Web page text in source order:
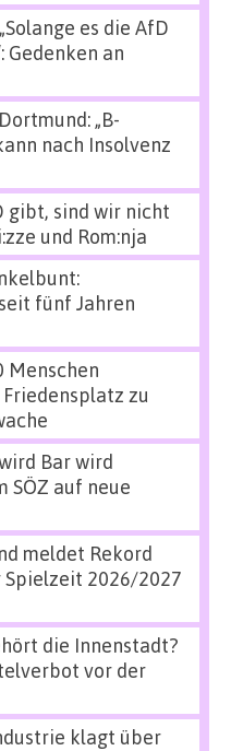
„Solange es die AfD
Gedenken an
„B-
nach Insolvenz
gibt, sind wir nicht
und Rom:nja
fünf Jahren
Menschen
zu
Bar wird
SÖZ auf neue
meldet Rekord
2026/2027
die Innenstadt?
vor der
klagt über